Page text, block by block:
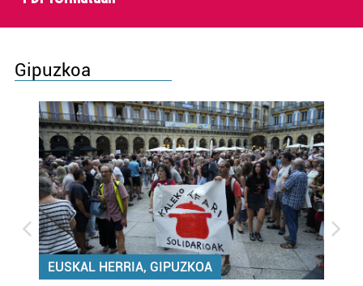
Gipuzkoa
EUSKAL HERRIA, GIPUZKOA